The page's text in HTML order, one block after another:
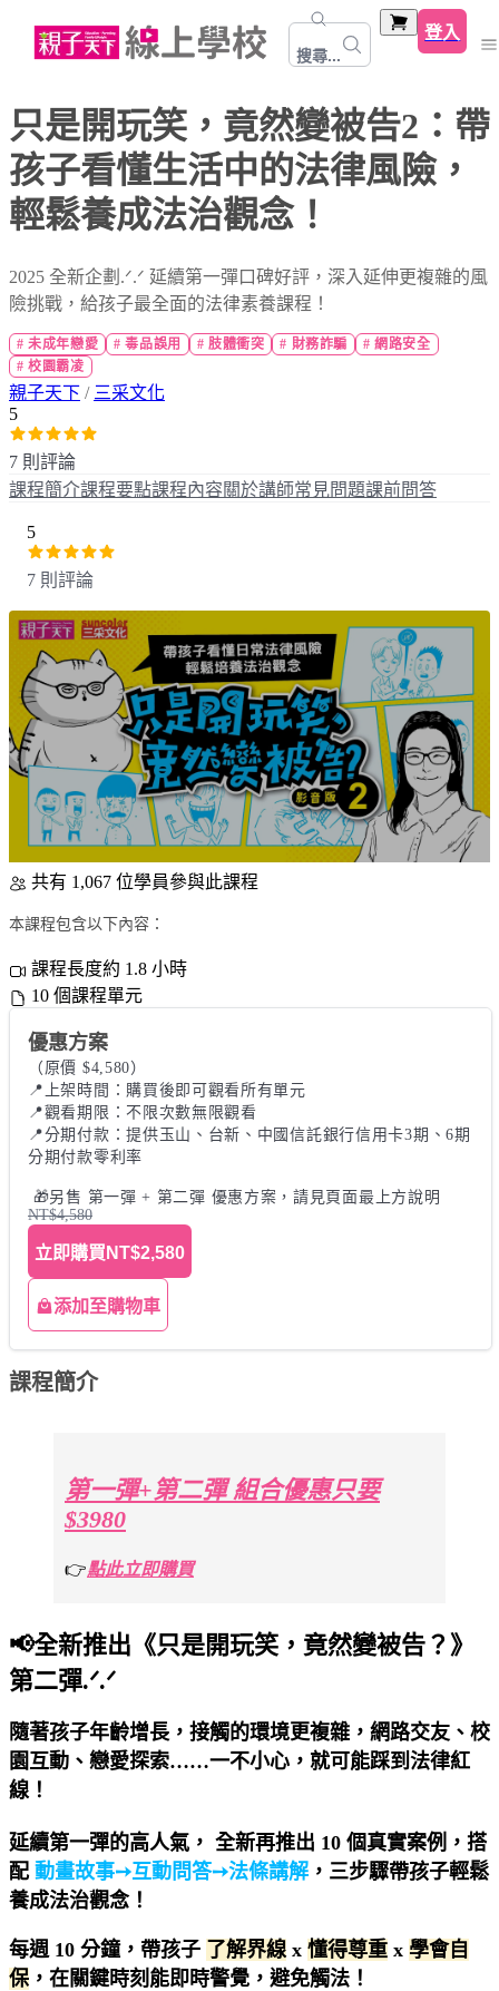
搜尋...
登入
只是開玩笑，竟然變被告2：帶
孩子看懂生活中的法律風險，
輕鬆養成法治觀念！
2025 全新企劃.ᐟ.ᐟ 延續第一彈口碑好評，深入延伸更複雜的風
險挑戰，給孩子最全面的法律素養課程！
#未成年戀愛 #毒品誤用 #肢體衝突 # 財務詐騙 #網路安全
#校園霸凌
親子天下 / 三采文化
5
7 則評論
課程簡介課程要點課程內容關於講師常見問題課前問答
5
7 則評論
共有 1,067 位學員參與此課程
本課程包含以下內容：
課程長度約 1.8 小時
10 個課程單元
優惠方案
（原價 $4,580）
📍上架時間：購買後即可觀看所有單元
📍觀看期限：不限次數無限觀看
📍分期付款：提供玉山、台新、中國信託銀行信用卡3期、6期
分期付款零利率
🎁另售 第一彈 + 第二彈 優惠方案，請見頁面最上方說明
NT$4,580
立即購買 NT$2,580
添加至購物車
課程簡介
第一彈+第二彈 組合優惠只要
$3980
👉點此立即購買
📢全新推出《只是開玩笑，竟然變被告？》
第二彈.ᐟ.ᐟ
隨著孩子年齡增長，接觸的環境更複雜，網路交友、校
園互動、戀愛探索……一不小心，就可能踩到法律紅
線！
延續第一彈的高人氣， 全新再推出 10 個真實案例，搭
配 動畫故事➙互動問答➙法條講解 ，三步驟帶孩子輕鬆
養成法治觀念！
每週 10 分鐘，帶孩子 了解界線 x 懂得尊重 x 學會自
保 ，在關鍵時刻能即時警覺，避免觸法！